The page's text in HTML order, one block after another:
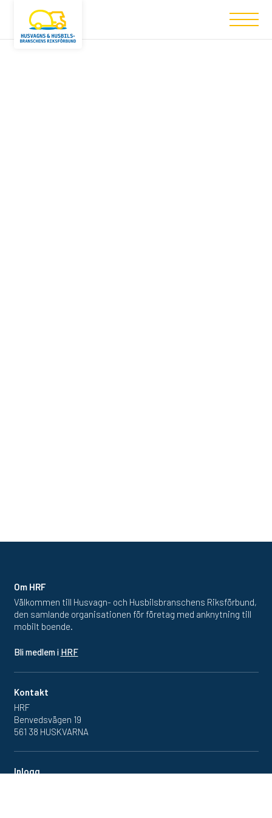
Nothing has been posted like that yet
Om HRF
Välkommen till Husvagn- och Husbilsbranschens Riksförbund,
den samlande organisationen för företag med anknytning till
mobilt boende.
Bli medlem i HRF
Kontakt
HRF
Benvedsvägen 19
561 38 HUSKVARNA
Inlogg